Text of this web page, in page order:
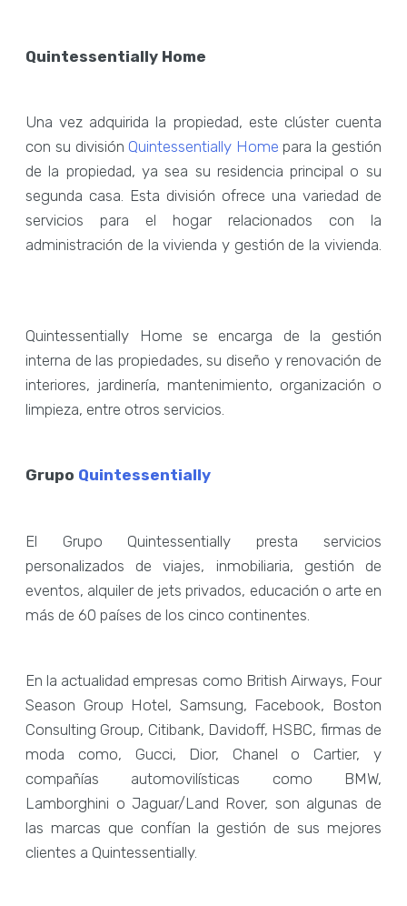
Quintessentially Home
Una vez adquirida la propiedad, este clúster cuenta
con su división Quintessentially Home para la gestión
de la propiedad, ya sea su residencia principal o su
segunda casa. Esta división ofrece una variedad de
servicios para el hogar relacionados con la
administración de la vivienda y gestión de la vivienda.
Quintessentially Home se encarga de la gestión
interna de las propiedades, su diseño y renovación de
interiores, jardinería, mantenimiento, organización o
limpieza, entre otros servicios.
Grupo Quintessentially
El Grupo Quintessentially presta servicios
personalizados de viajes, inmobiliaria, gestión de
eventos, alquiler de jets privados, educación o arte en
más de 60 países de los cinco continentes.
En la actualidad empresas como British Airways, Four
Season Group Hotel, Samsung, Facebook, Boston
Consulting Group, Citibank, Davidoff, HSBC, firmas de
moda como, Gucci, Dior, Chanel o Cartier, y
compañías automovilísticas como BMW,
Lamborghini o Jaguar/Land Rover, son algunas de
las marcas que confían la gestión de sus mejores
clientes a Quintessentially.